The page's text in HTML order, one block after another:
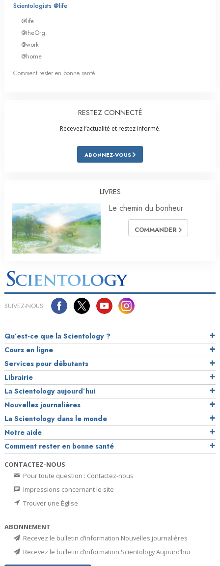
Scientologists @life
@life
@theOrg
@work
@home
Comment rester en bonne santé
RESTEZ CONNECTÉ
Recevez l’actualité et restez informé.
ABONNEZ-VOUS
LIVRES
Le chemin du bonheur
COMMANDER
SUIVEZ-NOUS
Qu’est-ce que la Scientology ?
Cours en ligne
Services pour débutants
Librairie
La Scientology aujourd’hui
Nouvelles journalières
La Scientology dans le monde
Notre aide
Comment rester en bonne santé
CONTACTEZ-NOUS
Pour toute question : Contactez-nous
Impressions concernant le site
Trouver une Église
ABONNEMENT
Recevez le bulletin d’information Nouvelles journalières
Recevez le bulletin d’information Scientology Aujourd’hui